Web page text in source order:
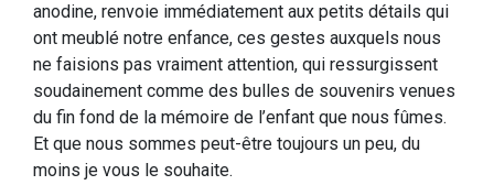
anodine, renvoie immédiatement aux petits détails qui
ont meublé notre enfance, ces gestes auxquels nous
ne faisions pas vraiment attention, qui ressurgissent
soudainement comme des bulles de souvenirs venues
du fin fond de la mémoire de l’enfant que nous fûmes.
Et que nous sommes peut-être toujours un peu, du
moins je vous le souhaite.